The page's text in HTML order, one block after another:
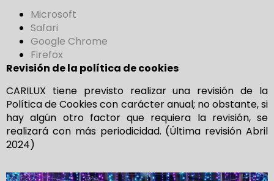
Microsoft
Safari
Google Chrome
Firefox
Revisión de la política de cookies
CARILUX tiene previsto realizar una revisión de la
Política de Cookies con carácter anual; no obstante, si
hay algún otro factor que requiera la revisión, se
realizará con más periodicidad. (Última revisión Abril
2024)